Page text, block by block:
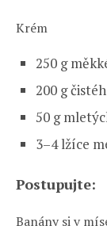
Krém
250 g
200 g
50 g
3–4 lžíce
Postupujte:
Banány si v